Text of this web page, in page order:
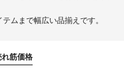
ムまで幅広い品揃えです。
筋価格